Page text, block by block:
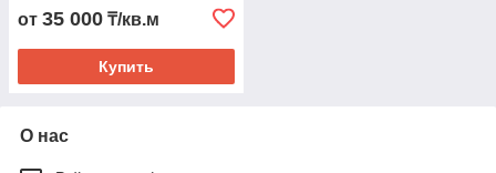
от 35 000 ₸/кв.м
Купить
О нас